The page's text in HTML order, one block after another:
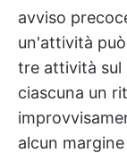
avviso
un'attività
tre attività sul
ciascuna un
alcun